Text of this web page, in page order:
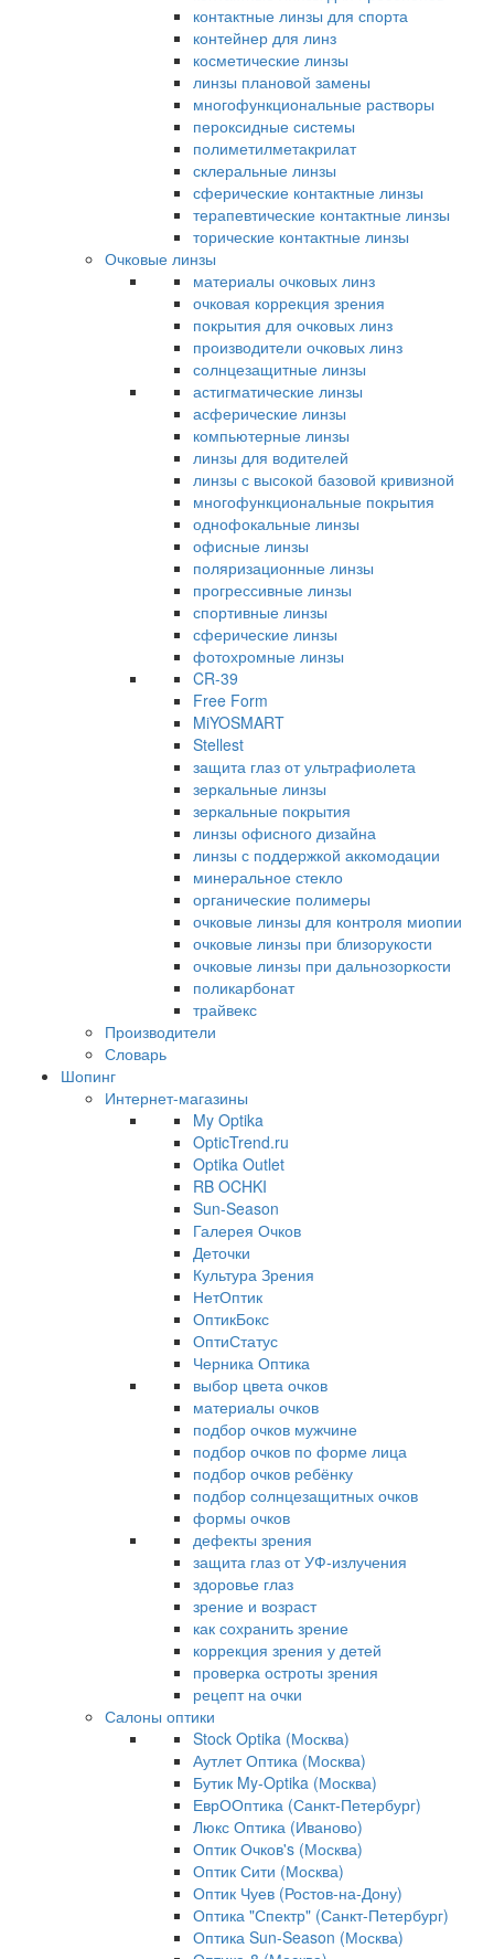
контактные линзы для спорта
контейнер для линз
косметические линзы
линзы плановой замены
многофункциональные растворы
пероксидные системы
полиметилметакрилат
склеральные линзы
сферические контактные линзы
терапевтические контактные линзы
торические контактные линзы
Очковые линзы
материалы очковых линз
очковая коррекция зрения
покрытия для очковых линз
производители очковых линз
солнцезащитные линзы
астигматические линзы
асферические линзы
компьютерные линзы
линзы для водителей
линзы с высокой базовой кривизной
многофункциональные покрытия
однофокальные линзы
офисные линзы
поляризационные линзы
прогрессивные линзы
спортивные линзы
сферические линзы
фотохромные линзы
CR-39
Free Form
MiYOSMART
Stellest
защита глаз от ультрафиолета
зеркальные линзы
зеркальные покрытия
линзы офисного дизайна
линзы с поддержкой аккомодации
минеральное стекло
органические полимеры
очковые линзы для контроля миопии
очковые линзы при близорукости
очковые линзы при дальнозоркости
поликарбонат
трайвекс
Производители
Словарь
Шопинг
Интернет-магазины
My Optika
OpticTrend.ru
Optika Outlet
RB OCHKI
Sun-Season
Галерея Очков
Деточки
Культура Зрения
НетОптик
ОптикБокс
ОптиСтатус
Черника Оптика
выбор цвета очков
материалы очков
подбор очков мужчине
подбор очков по форме лица
подбор очков ребёнку
подбор солнцезащитных очков
формы очков
дефекты зрения
защита глаз от УФ-излучения
здоровье глаз
зрение и возраст
как сохранить зрение
коррекция зрения у детей
проверка остроты зрения
рецепт на очки
Салоны оптики
Stock Optika (Москва)
Аутлет Оптика (Москва)
Бутик My-Optika (Москва)
ЕврООптика (Санкт-Петербург)
Люкс Оптика (Иваново)
Оптик Очков's (Москва)
Оптик Сити (Москва)
Оптик Чуев (Ростов-на-Дону)
Оптика "Спектр" (Санкт-Петербург)
Оптика Sun-Season (Москва)